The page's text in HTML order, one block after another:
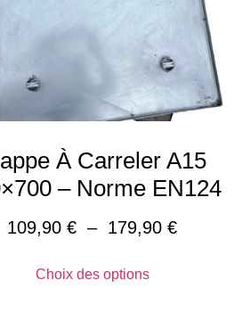
À Carreler A15
– Norme EN124
109,90€ – 179,90€
Choix des options